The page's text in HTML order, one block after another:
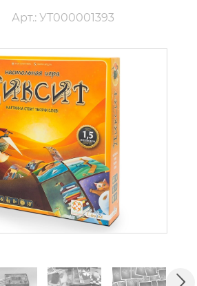
Арт.: УТ000001393